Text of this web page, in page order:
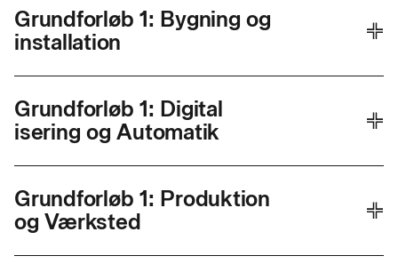
Grundforløb 1: Bygning og
installation
ANSØGNINGSFRIST OPSTART
01. marts 03. august
Se mere om uddannelsen
Ansøg nu
Grundforløb 1: Digital
isering og Automatik
ANSØGNINGSFRIST OPSTART
01. marts
Grundforløb 1: Produktion
og Værksted